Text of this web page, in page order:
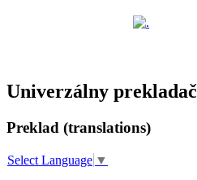
Univerzálny prekladač
Preklad (translations)
Select Language ▼